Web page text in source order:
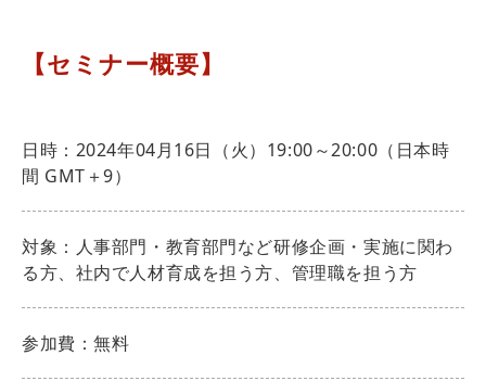
【セミナー概要】
日時：2024年04月16日（火）19:00～20:00（日本時
間 GMT＋9）
対象：人事部門・教育部門など研修企画・実施に関わ
る方、社内で人材育成を担う方、管理職を担う方
参加費：無料